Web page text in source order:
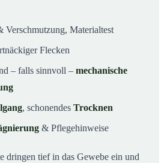
Verschmutzung, Materialtest
Flecken
– falls sinnvoll – mechanische
, schonendes Trocknen
& Pflegehinweise
dringen tief in das Gewebe ein und